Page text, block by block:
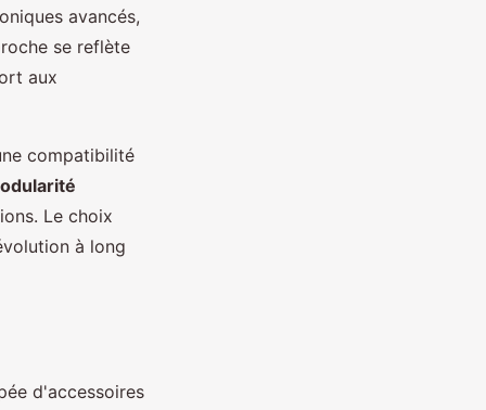
avancés,
se reflète
aux
compatibilité
Le choix
à long
d'accessoires